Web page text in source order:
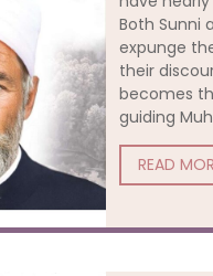
Both Sunni
expunge
their
becomes
guiding
READ